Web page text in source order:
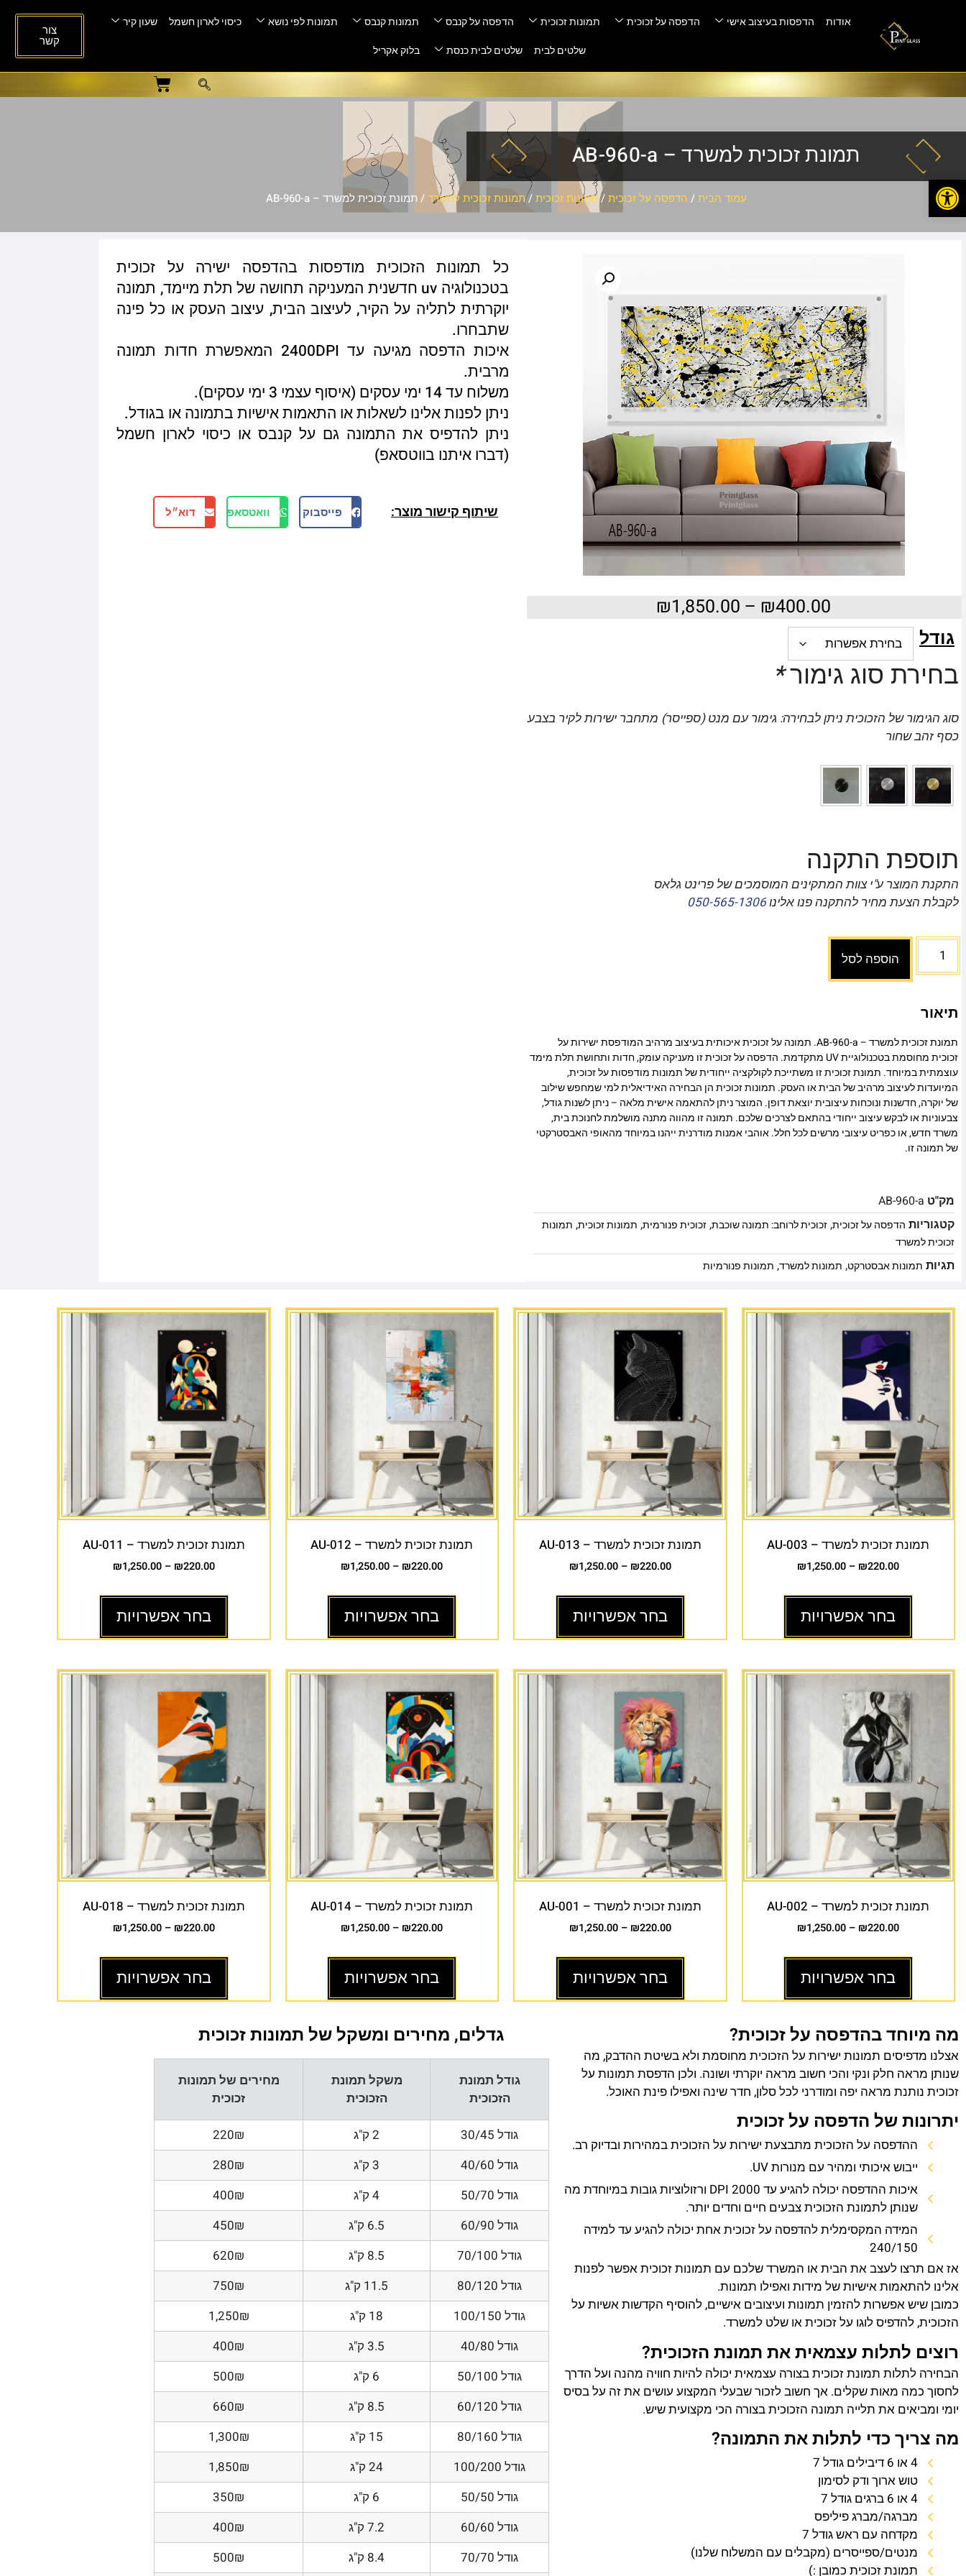
פתח סרגל נגישות
אודות הדפסות בעיצוב אישי הדפסה על זכוכית תמונות זכוכית הדפסה על קנבס תמונות קנבס תמונות לפי נושא כיסוי לארון חשמל
שעון קיר
שלטים לבית
שלטים לבית כנסת בלוק אקריל
צור
קשר
תמונת זכוכית למשרד – AB-960-a
עמוד הבית/ הדפסה על זכוכית/תמונות זכוכית/תמונות זכוכית למשרד/ תמונת זכוכית למשרד – AB-960-a
₪400.00
–
₪1,850.00
גודל
בחירת סוג גימור*
סוג הגימור של הזכוכית ניתן לבחירה: גימור עם מנט (ספייסר) מתחבר ישירות לקיר בצבע
כסף זהב שחור
תוספת התקנה
התקנת המוצר ע"י צוות המתקינים המוסמכים של פרינט גלאס
לקבלת הצעת מחיר להתקנה פנו אלינו050-565-1306
הוספה לסל
תיאור
תמונת זכוכית למשרד – AB-960-a. תמונה על זכוכית איכותית בעיצוב מרהיב המודפסת ישירות על
זכוכית מחוסמת בטכנולוגיית UV מתקדמת. הדפסה על זכוכית זו מעניקה עומק, חדות ותחושת תלת מימד
עוצמתית במיוחד. תמונת זכוכית זו משתייכת לקולקציה ייחודית של תמונות מודפסות על זכוכית,
המיועדות לעיצוב מרהיב של הבית או העסק. תמונות זכוכית הן הבחירה האידיאלית למי שמחפש שילוב
של יוקרה, חדשנות ונוכחות עיצובית יוצאת דופן. המוצר ניתן להתאמה אישית מלאה – ניתן לשנות גודל,
צבעוניות או לבקש עיצוב ייחודי בהתאם לצרכים שלכם. תמונה זו מהווה מתנה מושלמת לחנוכת בית,
משרד חדש, או כפריט עיצובי מרשים לכל חלל. אוהבי אמנות מודרנית ייהנו במיוחד מהאופי האבסטרקטי
של תמונה זו.
מק"ט AB-960-a
קטגוריות הדפסה על זכוכית,זכוכית לרוחב: תמונה שוכבת,זכוכית פנורמית, תמונות זכוכית, תמונות
זכוכית למשרד
תגיות תמונות אבסטרקט, תמונות למשרד, תמונות פנורמיות
כל תמונות הזכוכית מודפסות בהדפסה ישירה על זכוכית
בטכנולוגיה uv חדשנית המעניקה תחושה של תלת מיימד, תמונה
יוקרתית לתליה על הקיר, לעיצוב הבית, עיצוב העסק או כל פינה
שתבחרו.
איכות הדפסה מגיעה עד 2400DPI המאפשרת חדות תמונה
מרבית.
משלוח עד 14 ימי עסקים (איסוף עצמי 3 ימי עסקים).
ניתן לפנות אלינו לשאלות או התאמות אישיות בתמונה או בגודל.
ניתן להדפיס את התמונה גם על קנבס או כיסוי לארון חשמל
(דברו איתנו בווטסאפ)
שיתוף קישור מוצר: פייסבוק וואטסאפ דוא״ל
תמונת זכוכית למשרד – AU-003
₪220.00
–
₪1,250.00
בחר אפשרויות
תמונת זכוכית למשרד – AU-013
₪220.00
–
₪1,250.00
בחר אפשרויות
תמונת זכוכית למשרד – AU-012
₪220.00
–
₪1,250.00
בחר אפשרויות
תמונת זכוכית למשרד – AU-011
₪220.00
–
₪1,250.00
בחר אפשרויות
תמונת זכוכית למשרד – AU-002
₪220.00
–
₪1,250.00
בחר אפשרויות
תמונת זכוכית למשרד – AU-001
₪220.00
–
₪1,250.00
בחר אפשרויות
תמונת זכוכית למשרד – AU-014
₪220.00
–
₪1,250.00
בחר אפשרויות
תמונת זכוכית למשרד – AU-018
₪220.00
–
₪1,250.00
בחר אפשרויות
מה מיוחד בהדפסה על זכוכית?
אצלנו מדפיסים תמונות ישירות על הזכוכית מחוסמת ולא בשיטת ההדבק, מה
שנותן מראה חלק ונקי והכי חשוב מראה יוקרתי ושונה. ולכן הדפסת תמונות על
זכוכית נותנת מראה יפה ומודרני לכל סלון, חדר שינה ואפילו פינת האוכל.
יתרונות של הדפסה על זכוכית
ההדפסה על הזכוכית מתבצעת ישירות על הזכוכית במהירות ובדיוק רב.
ייבוש איכותי ומהיר עם מנורות UV.
איכות ההדפסה יכולה להגיע עד 2000 DPI ורזולוציות גובות במיוחדת מה
שנותן לתמונת הזכוכית צבעים חיים וחדים יותר.
המידה המקסימלית להדפסה על זכוכית אחת יכולה להגיע עד למידה
240/150
אז אם תרצו לעצב את הבית או המשרד שלכם עם תמונות זכוכית אפשר לפנות
אלינו להתאמות אישיות של מידות ואפילו תמונות.
כמובן שיש אפשרות להזמין תמונות ועיצובים אישיים, להוסיף הקדשות אשיות על
הזכוכית, להדפיס לוגו על זכוכית או שלט למשרד.
רוצים לתלות עצמאית את תמונת הזכוכית?
הבחירה לתלות תמונת זכוכית בצורה עצמאית יכולה להיות חוויה מהנה ועל הדרך
לחסוך כמה מאות שקלים. אך חשוב לזכור שבעלי המקצוע עושים את זה על בסיס
יומי ומביאים את תלייה תמונה הזכוכית בצורה הכי מקצועית שיש.
מה צריך כדי לתלות את התמונה?
4 או 6 דיבילים גודל 7
טוש ארוך ודק לסימון
4 או 6 ברגים גודל 7
מברגה/מברג פיליפס
מקדחה עם ראש גודל 7
מנטים/ספייסרים (מקבלים עם המשלוח שלנו)
תמונת זכוכית כמובן :)
גדלים, מחירים ומשקל של תמונות זכוכית
גודל תמונת
הזכוכית
משקל תמונת
הזכוכית
מחירים של תמונות
זכוכית
גודל 30/45 2 ק"ג
220₪
גודל 40/60
3 ק"ג
280₪
גודל 50/70
4 ק"ג
400₪
גודל 60/90
6.5 ק"ג
450₪
גודל 70/100
8.5 ק"ג
620₪
גודל 80/120
11.5 ק"ג
750₪
גודל 100/150
18 ק"ג
1,250₪
גודל 40/80
3.5 ק"ג
400₪
גודל 50/100
6 ק"ג
500₪
גודל 60/120
8.5 ק"ג
660₪
גודל 80/160
15 ק"ג
1,300₪
גודל 100/200
24 ק"ג
1,850₪
גודל 50/50
6 ק"ג
350₪
גודל 60/60
7.2 ק"ג
400₪
גודל 70/70
8.4 ק"ג 500₪